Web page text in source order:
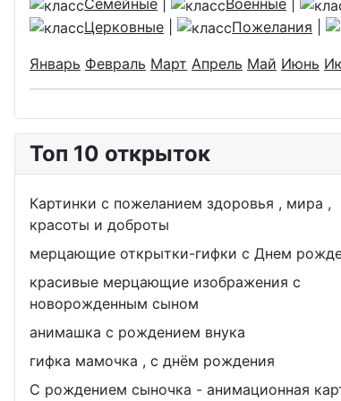
Семейные Военные
Церковные
Пожелания
Январь Февраль Март Апрель Май Июнь
Топ 10 открыток
Картинки с пожеланием здоровья , мира ,
красоты и доброты
мерцающие открытки-гифки с Днем
красивые мерцающие изображения с
новорожденным сыном
анимашка с рождением внука
гифка мамочка , с днём рождения
С рождением сыночка - анимационная